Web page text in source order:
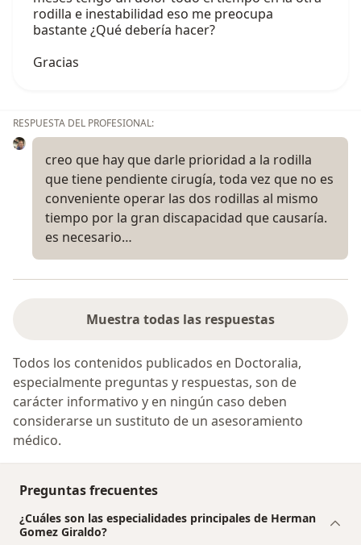
rodilla e inestabilidad eso me preocupa
bastante ¿Qué debería hacer?
Gracias
RESPUESTA DEL PROFESIONAL:
creo que hay que darle prioridad a la rodilla
que tiene pendiente cirugía, toda vez que no es
conveniente operar las dos rodillas al mismo
tiempo por la gran discapacidad que causaría.
es necesario…
Muestra todas las respuestas
Todos los contenidos publicados en Doctoralia,
especialmente preguntas y respuestas, son de
carácter informativo y en ningún caso deben
considerarse un sustituto de un asesoramiento
médico.
Preguntas frecuentes
¿Cuáles son las especialidades principales de Herman
Gomez Giraldo?